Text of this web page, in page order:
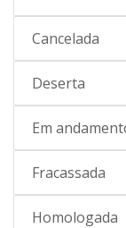
Cancelada
Deserta
Em
Fracassada
Homologada